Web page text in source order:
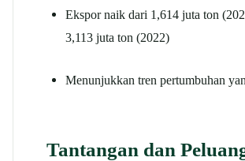
Ekspor naik dari 1,614 juta ton
3,113 juta ton (2022)
Menunjukkan tren pertumbuhan
Tantangan dan